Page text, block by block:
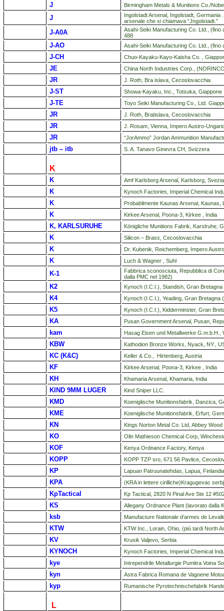
J Birmingham Metals & Munitions Co./
J
Ingolstadt Arsenal, Ingolstadt, Germania
arsenale che si chiamava “Jngolstadt.”
J-A0A
Asahi-Seiki Manufacturing Co. Ltd.,
488
J-AO Asahi-Seiki Manufacturing Co. Ltd.,
J-CH Chuo-Kayaku-Kayo-Kaisha Co. ,
JE China North Industries Corp.,
JR J. Roth, Bra islava, Cecoslovacchia
J-ST Showa-Kayaku, Inc., Totsuka, Giappone
J-TE Toyo Seiki Manufacturing Co., Ltd.
JR J. Roth, Bratislava, Cecoslovacchia
JR J. Rosam, Vienna, Impero Austro-
JR “JorAmmo” Jordan Ammunition
jtb – itb S. A. Tanavo Ginevra CH, Svizzera
K
K Amf Karlsborg Arsenal, Karlsborg, Svezia
K Kynoch Factories, Imperial Chemical
K Probabilmente Kaunas Arsenal, Kaunas,
K Kirkee Arsenal, Poona-3, Kirkee , India
K, KARLSURUHE Königliche Munitions Fabrik, Karslruhe,
K Silicon – Brass, Cecoslovacchia
K Dr. Kubenik, Reichemberg, Impero
K Luch & Wagner , Suhl
K-1
Fabbrica sconosciuta, Repubblica di
dalla PMC nel 1982)
K2 Kynoch (I.C.I.), Standish, Gran
K4 Kynoch (I.C.I.), Yeading, Gran Bretagna
K5 Kynoch (I.C.I.), Kidderminster, Gran
KA Pusan Government Arsenal, Pusan,
kam Hasag Eisen und Metallwerke
KBW Kathodion Bronze Works, Nyack, NY.,
KC (K&C) Keller & Co., Hirtenberg, Austria
KF Kirkee Arsenal, Poona-3, Kirkee , India
KH Khamaria Arsenal, Khamaria, India
KIND 9MM LUGER Kind Sniper LLC.
KMD Koeniglische Munitionsfabrik, Danzica,
KME Koeniglische Munitionsfabrik, Erfurt,
KN Kings Norton Metal Co. Ltd, Abbey
KO Olin Mathieson Chemical Corp,
KOF Kenya Ordnance Factory, Kenya
KOPP KOPP TZP sro, 671 56 Pavlice,
KP Lapuan Patruunatehdas, Lapua, Finlandia
KPA (KRA in lettere cirilliche)Kragugevac
KpTactical Kp Tactical, 2820 N Pinal Ave Ste 12
KS Allegany Ordnance Plant (lavorato dalla
ksb Manufacture Nationale d’armes de
KTW KTW Inc., Lorain, Ohio, (più tardi North
KV Krusik Valjevo, Serbia
KYNOCH Kynoch Factories, Imperial Chemical
kye Intrependrile Metallurgie Pumitra Voina
kyn Astra Fabrica Romana de Vagoene
kyp Rumanische Pyrotechnischefabrik
L